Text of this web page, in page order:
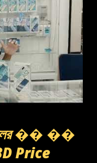
�� ��
Price